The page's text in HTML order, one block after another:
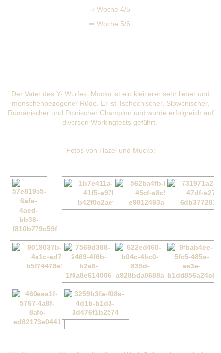
⇒ Woche 4/5
⇒ Woche 5/6
Der Vater des Y- Wurfes: Mucko ist ein kleinerer sehr lieber und
menschenbezogener Rüde. Er ist Tschechischer, Slowenischer,
Rümänischer und Polnischer Champion und wurde erfolgreich auf
diversen Workingtests geführt.
Fotos von Hazel und Mucko: